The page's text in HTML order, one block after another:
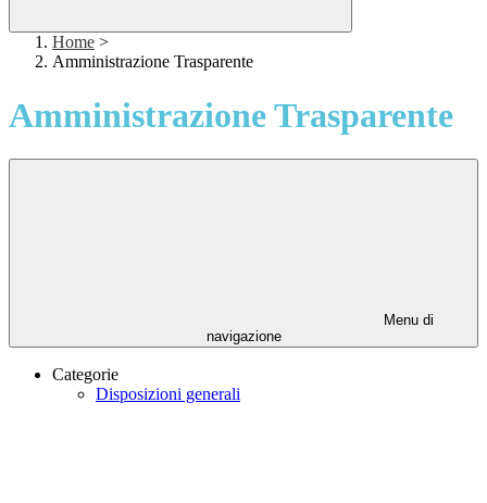
Home >
Amministrazione Trasparente
Amministrazione Trasparente
Menu di
navigazione
Categorie
Disposizioni generali